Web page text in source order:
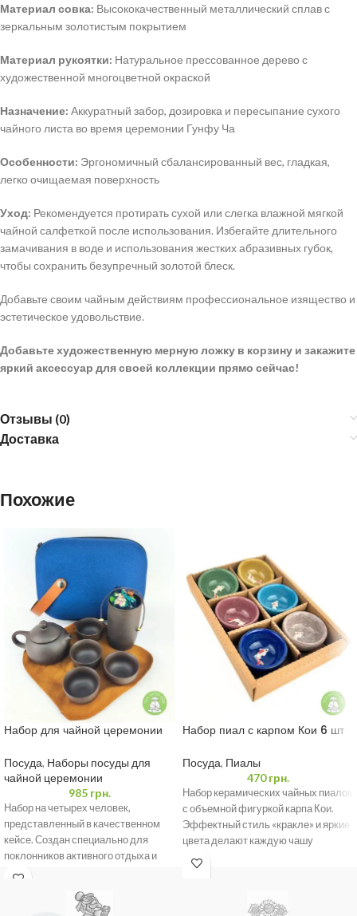
Материал совка: Высококачественный металлический сплав с
зеркальным золотистым покрытием
Материал рукоятки: Натуральное прессованное дерево с
художественной многоцветной окраской
Назначение: Аккуратный забор, дозировка и пересыпание сухого
чайного листа во время церемонии Гунфу Ча
Особенности: Эргономичный сбалансированный вес, гладкая,
легко очищаемая поверхность
Уход: Рекомендуется протирать сухой или слегка влажной мягкой
чайной салфеткой после использования. Избегайте длительного
замачивания в воде и использования жестких абразивных губок,
чтобы сохранить безупречный золотой блеск.
Добавьте своим чайным действиям профессиональное изящество и
эстетическое удовольствие.
Добавьте художественную мерную ложку в корзину и закажите
яркий аксессуар для своей коллекции прямо сейчас!
Отзывы (0)
Доставка
Похожие
Набор для чайной церемонии
мл и 4 пиалы 35 мл
Посуда, Наборы посуды для
чайной церемонии
985грн.
Набор на четырех человек,
представленный в качественном
кейсе. Создан специально для
поклонников активного отдыха и
настоящих ценителей эстетики.
Набор пиал с карпом Кои 6 шт
Посуда, Пиалы
470грн.
Набор керамических чайных пиалов
с объемной фигуркой карпа Кои.
Эффектный стиль «кракле» и яркие
цвета делают каждую чашу
уникальной. Идеально